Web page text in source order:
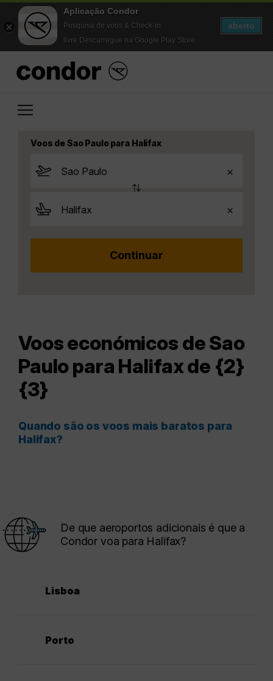
Aplicação Condor
Pesquisa de voos & Check-in
livre Descarregue na Google Play Store
aberto
Voos de Sao Paulo para Halifax
Voos económicos de Sao
Paulo para Halifax de {2}
{3}
Quando são os voos mais baratos para
Halifax?
De que aeroportos adicionais é que a
Condor voa para Halifax?
Lisboa
Porto